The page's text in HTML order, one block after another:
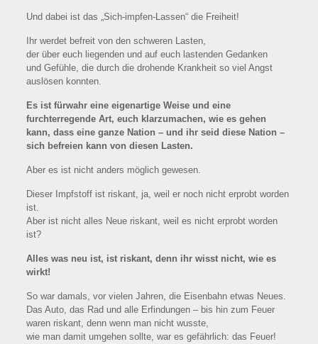
Und dabei ist das „Sich-impfen-Lassen“ die Freiheit!
Ihr werdet befreit von den schweren Lasten,
der über euch liegenden und auf euch lastenden Gedanken
und Gefühle, die durch die drohende Krankheit so viel Angst
auslösen konnten.
Es ist fürwahr eine eigenartige Weise und eine
furchterregende Art, euch klarzumachen, wie es gehen
kann, dass eine ganze Nation – und ihr seid diese Nation –
sich befreien kann von diesen Lasten.
Aber es ist nicht anders möglich gewesen.
Dieser Impfstoff ist riskant, ja, weil er noch nicht erprobt worden
ist.
Aber ist nicht alles Neue riskant, weil es nicht erprobt worden
ist?
Alles was neu ist, ist riskant, denn ihr wisst nicht, wie es
wirkt!
So war damals, vor vielen Jahren, die Eisenbahn etwas Neues.
Das Auto, das Rad und alle Erfindungen – bis hin zum Feuer
waren riskant, denn wenn man nicht wusste,
wie man damit umgehen sollte, war es gefährlich: das Feuer!